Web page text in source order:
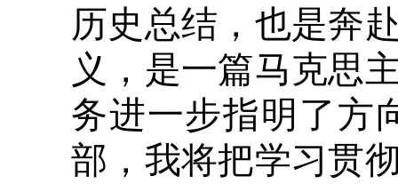
历史总结，也是奔
义，是一篇马克思
务进一步指明了方
部，我将把学习贯